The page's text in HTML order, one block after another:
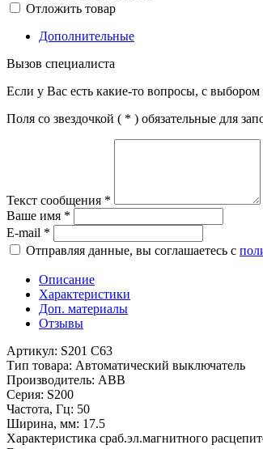
Отложить товар
Дополнительные
Вызов специалиста
Если у Вас есть какие-то вопросы, с
Поля со звездочкой ( * ) обязательные для
Текст сообщения *
Ваше имя *
E-mail *
Отправляя данные, вы соглашаетесь с
Описание
Характеристики
Доп. материалы
Отзывы
Артикул: S201 C63
Тип товара: Автоматический выключатель
Производитель: ABB
Серия: S200
Частота, Гц: 50
Ширина, мм: 17.5
Характеристика сраб.эл.магнитного